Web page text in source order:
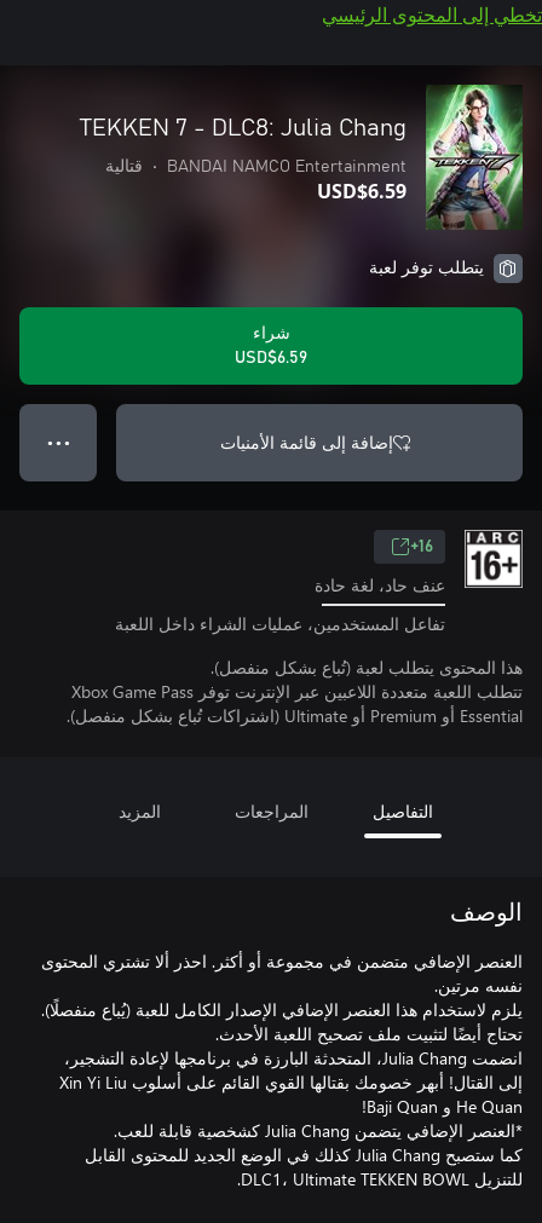
تخطي إلى المحتوى الرئيسي
TEKKEN 7 - DLC8: Julia Chang
BANDAI NAMCO Entertainment
• قتالية
USD$6.59
يتطلب توفر لعبة
شراء
USD$6.59
إضافة إلى قائمة الأمنيات ● ● ●
16+
عنف حاد، لغة حادة
تفاعل المستخدمين، عمليات الشراء داخل اللعبة
هذا المحتوى يتطلب لعبة (تُباع بشكل منفصل).
تتطلب اللعبة متعددة اللاعبين عبر الإنترنت توفر Xbox Game Pass
Essential أو Premium أو Ultimate (اشتراكات تُباع بشكل منفصل).
التفاصيل المراجعات المزيد
الوصف
العنصر الإضافي متضمن في مجموعة أو أكثر. احذر ألا تشتري المحتوى
يلزم لاستخدام هذا العنصر الإضافي الإصدار الكامل للعبة (يُباع منفصلًا).
انضمت Julia Chang، المتحدثة البارزة في برنامجها لإعادة التشجير،
إلى القتال! أبهر خصومك بقتالها القوي القائم على أسلوب Xin Yi Liu
كما ستصبح Julia Chang كذلك في الوضع الجديد للمحتوى القابل
للتنزيل DLC1، Ultimate TEKKEN BOWL.